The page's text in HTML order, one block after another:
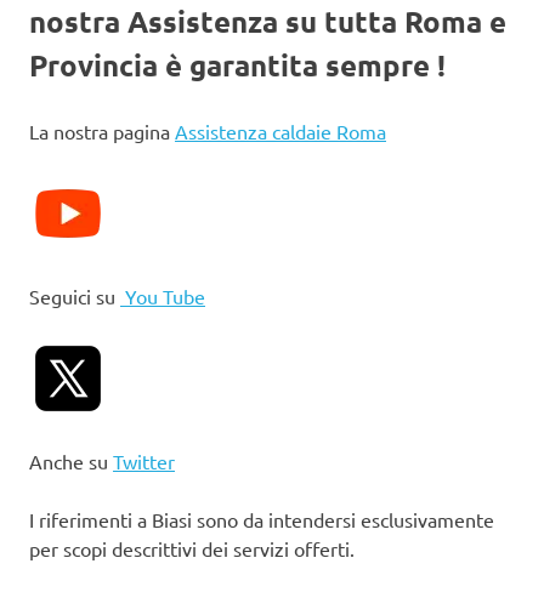
nostra Assistenza su tutta Roma e
Provincia è garantita sempre !
La nostra pagina Assistenza caldaie Roma
Seguici su You Tube
Anche su Twitter
I riferimenti a Biasi sono da intendersi esclusivamente
per scopi descrittivi dei servizi offerti.